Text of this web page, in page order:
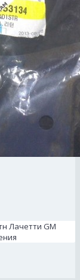
Лачетти GM